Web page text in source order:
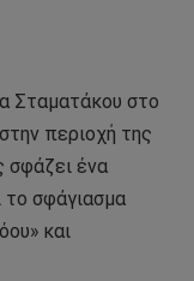
Σταματάκου στο
περιοχή της
σφάζει ένα
το σφάγιασμα
και